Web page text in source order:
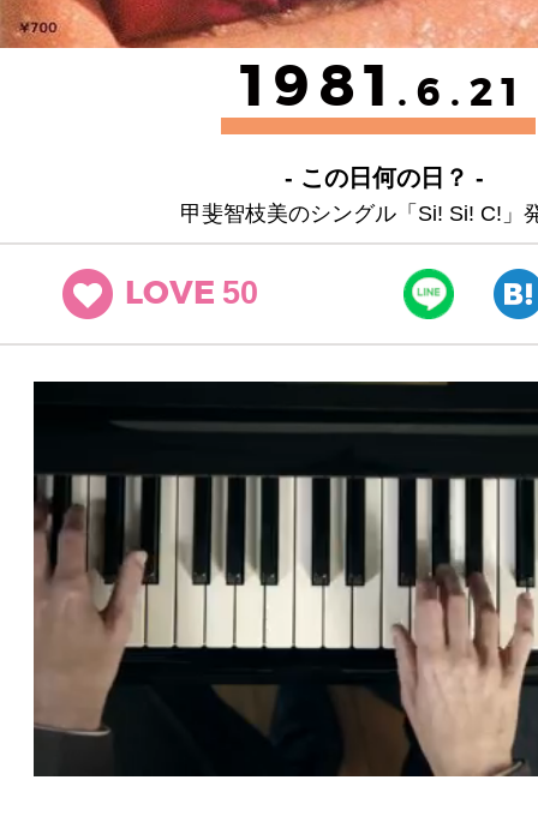
1981 .6.21
- この日何の日？ -
甲斐智枝美のシングル「Si! Si! C!」
LOVE 50